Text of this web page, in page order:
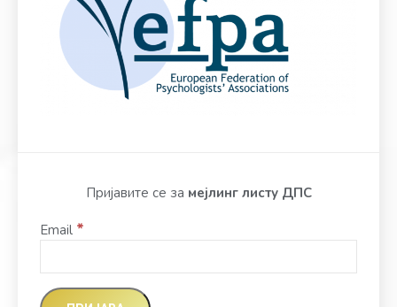
Пријавите се за мејлинг листу ДПС
Email *